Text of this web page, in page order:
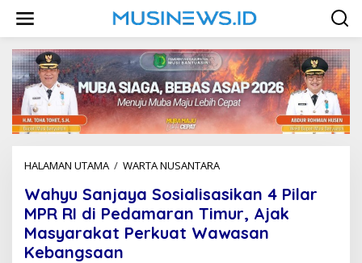
w
HALAMAN UTAMA / WARTA NUSANTARA
h
y
u
S
Wahyu Sanjaya Sosialisasikan 4 Pilar
MPR RI di Pedamaran Timur, Ajak
Masyarakat Perkuat Wawasan
Kebangsaan